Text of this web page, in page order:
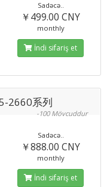
Sadəcə..
￥499.00 CNY
monthly
İndi sifariş et
2660系列
-100 Mövcuddur
Sadəcə..
￥888.00 CNY
monthly
İndi sifariş et